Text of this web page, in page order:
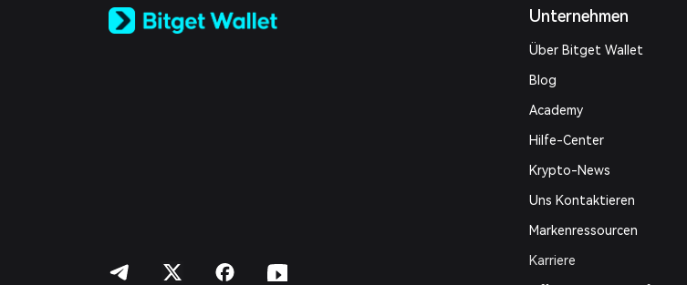
Español (Latinoamérica)
Unternehmen
Über Bitget Wallet
Blog
Academy
Hilfe-Center
Krypto-News
Uns Kontaktieren
Markenressourcen
Karriere